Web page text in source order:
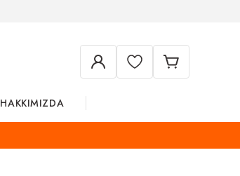
HAKKIMIZDA